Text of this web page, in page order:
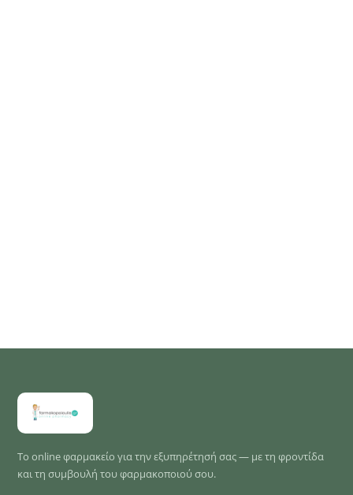
Το online φαρμακείο για την εξυπηρέτησή σας — με τη φροντίδα
και τη συμβουλή του φαρμακοποιού σου.